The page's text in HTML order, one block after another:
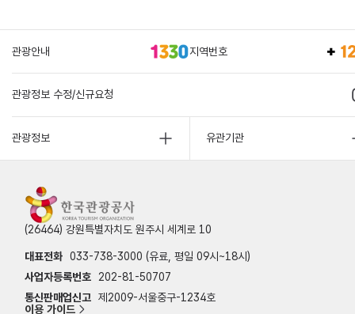
관광안내 지역번호
관광정보 수정/신규요청
관광정보 유관기관
(26464) 강원특별자치도 원주시 세계로 10
대표전화 033-738-3000 (유료, 평일 09시~18시)
사업자등록번호
202-81-50707
통신판매업신고 제2009-서울중구-1234호
이용 가이드